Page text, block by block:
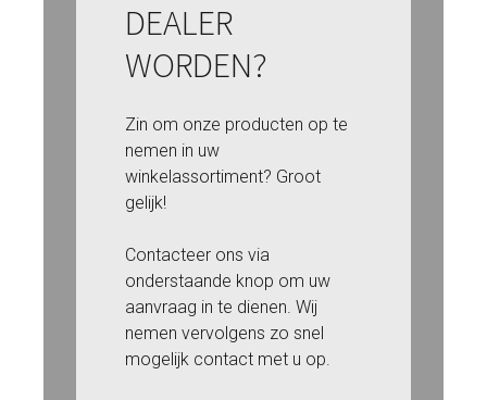
DEALER
WORDEN?
Zin om onze producten op te
nemen in uw
winkelassortiment? Groot
gelijk!
Contacteer ons via
onderstaande knop om uw
aanvraag in te dienen. Wij
nemen vervolgens zo snel
mogelijk contact met u op.